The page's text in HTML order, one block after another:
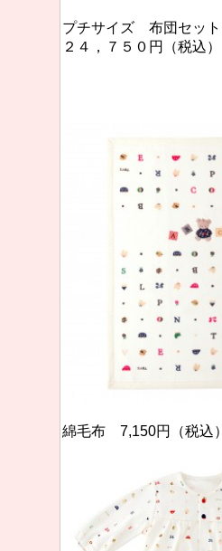
プチサイズ 布団セット
２４，７５０円（税込）
綿毛布 7,150円（税込）